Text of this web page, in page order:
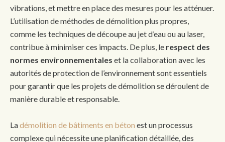
vibrations, et mettre en place des mesures pour les atténuer.
L’utilisation de méthodes de démolition plus propres,
comme les techniques de découpe au jet d’eau ou au laser,
contribue à minimiser ces impacts. De plus, le respect des
normes environnementales et la collaboration avec les
autorités de protection de l’environnement sont essentiels
pour garantir que les projets de démolition se déroulent de
manière durable et responsable.
Ladémolition de bâtiments en béton est un processus
complexe qui nécessite une planification détaillée, des